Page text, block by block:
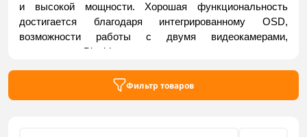
и высокой мощности. Хорошая функциональность
достигается благодаря интегрированному OSD,
возможности работы с двумя видеокамерами,
встроенному Blackbox для записи телеметрии и многим
Flytex вы можете на сайте Flash Army.
Фильтр товаров